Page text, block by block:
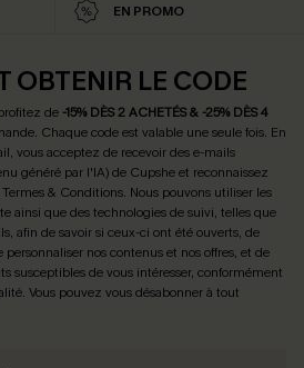
EN PROMO
OBTENIR LE CODE
de -15% DÈS 2 ACHETÉS & -25% DÈS 4
Chaque code est valable une seule fois. En
vous acceptez de recevoir des e-mails
généré par l'IA) de Cupshe et reconnaissez
Termes & Conditions. Nous pouvons utiliser les
ainsi que des technologies de suivi, telles que
afin de savoir si ceux-ci ont été ouverts, de
nos contenus et nos offres, et de
susceptibles de vous intéresser, conformément
. Vous pouvez vous désabonner à tout